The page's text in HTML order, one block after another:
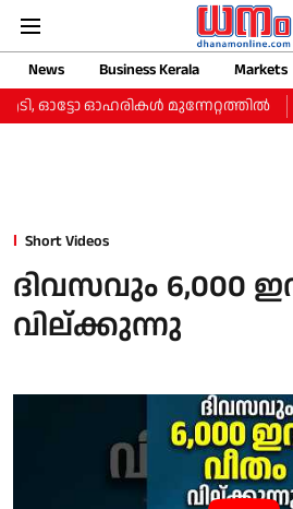
News Business Kerala Markets
ഓട്ടോ ഓഹരികള്‍ മുന്നേറ്റത്തില്‍
Short Videos
ദിവസവും 6,000
വില്ക്കുന്നു